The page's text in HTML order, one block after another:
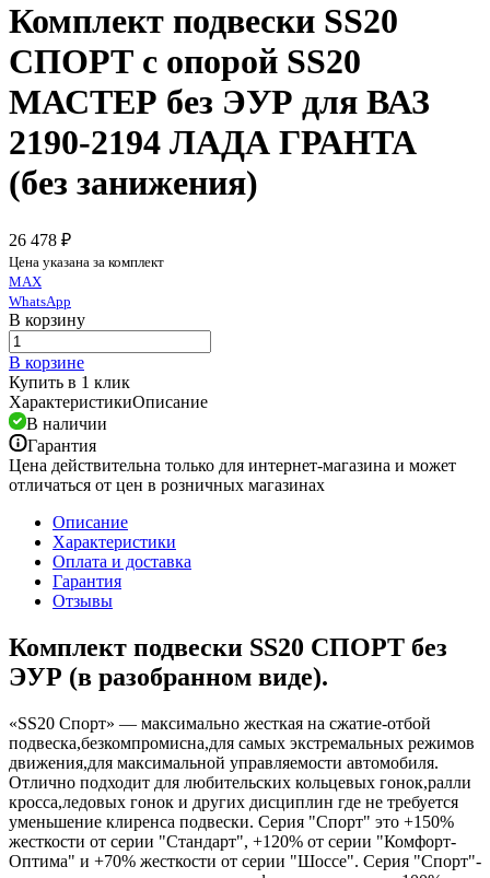
Комплект подвески SS20
СПОРТ с опорой SS20
МАСТЕР без ЭУР для ВАЗ
2190-2194 ЛАДА ГРАНТА
(без занижения)
26 478 ₽
Цена указана за комплект
MAX
WhatsApp
В корзину
В корзине
Купить в 1 клик
ХарактеристикиОписание
В наличии
Гарантия
Цена действительна только для интернет-магазина и может
отличаться от цен в розничных магазинах
Описание
Характеристики
Оплата и доставка
Гарантия
Отзывы
Комплект подвески SS20 СПОРТ без
ЭУР (в разобранном виде).
«SS20 Спорт» — максимально жесткая на сжатие-отбой
подвеска,безкомпромисна,для самых экстремальных режимов
движения,для максимальной управляемости автомобиля.
Отлично подходит для любительских кольцевых гонок,ралли
кросса,ледовых гонок и других дисциплин где не требуется
уменьшение клиренса подвески. Серия "Спорт" это +150%
жесткости от серии "Стандарт", +120% от серии "Комфорт-
Оптима" и +70% жесткости от серии "Шоссе". Серия "Спорт"-